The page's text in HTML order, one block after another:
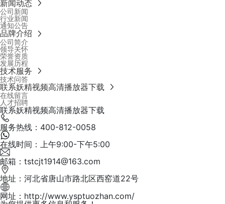
新闻动态
公司新闻
行业新闻
通知公告
品牌介绍
公司简介
领导关怀
荣誉资质
发展历程
技术服务
技术问答
联系妖精视频高清播放器下载
在线留言
人才招聘
联系妖精视频高清播放器下载
服务热线：400-812-0058
在线时间：上午9:00-下午5:00
邮箱：tstcjt1914@163.com
地址：河北省唐山市路北区西窑道22号
网址：http://www.ysptuozhan.com/